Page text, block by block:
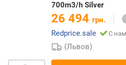
700m3/h Silver
26 494 грн.
Redprice.sale
С
(Львов)